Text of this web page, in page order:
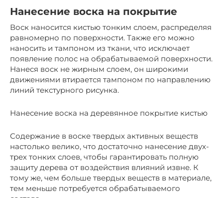
Нанесение воска на покрытие
Воск наносится кистью тонким слоем, распределяя
равномерно по поверхности. Также его можно
наносить и тампоном из ткани, что исключает
появление полос на обрабатываемой поверхности.
Нанеся воск не жирным слоем, он широкими
движениями втирается тампоном по направлению
линий текстурного рисунка.
Нанесение воска на деревянное покрытие кистью
Содержание в воске твердых активных веществ
настолько велико, что достаточно нанесение двух-
трех тонких слоев, чтобы гарантировать полную
защиту дерева от воздействия влияний извне. К
тому же, чем больше твердых веществ в материале,
тем меньше потребуется обрабатываемого